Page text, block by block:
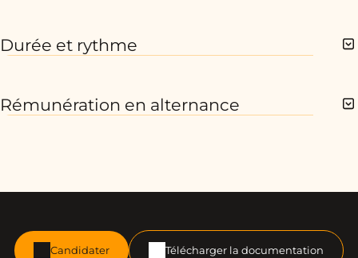
Durée et rythme
Rémunération en alternance
Candidater Télécharger la documentation